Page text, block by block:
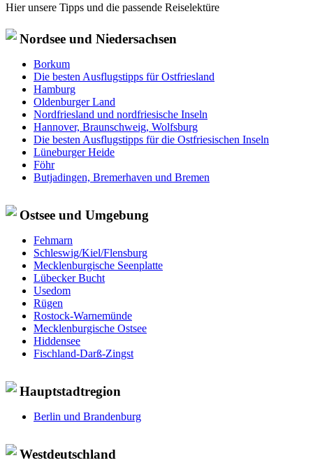
Hier unsere Tipps und die passende Reiselektüre
Nordsee und Niedersachsen
Borkum
Die besten Ausflugstipps für Ostfriesland
Hamburg
Oldenburger Land
Nordfriesland und nordfriesische Inseln
Hannover, Braunschweig, Wolfsburg
Die besten Ausflugstipps für die Ostfriesischen Inseln
Lüneburger Heide
Föhr
Butjadingen, Bremerhaven und Bremen
Ostsee und Umgebung
Fehmarn
Schleswig/Kiel/Flensburg
Mecklenburgische Seenplatte
Lübecker Bucht
Usedom
Rügen
Rostock-Warnemünde
Mecklenburgische Ostsee
Hiddensee
Fischland-Darß-Zingst
Hauptstadtregion
Berlin und Brandenburg
Westdeutschland